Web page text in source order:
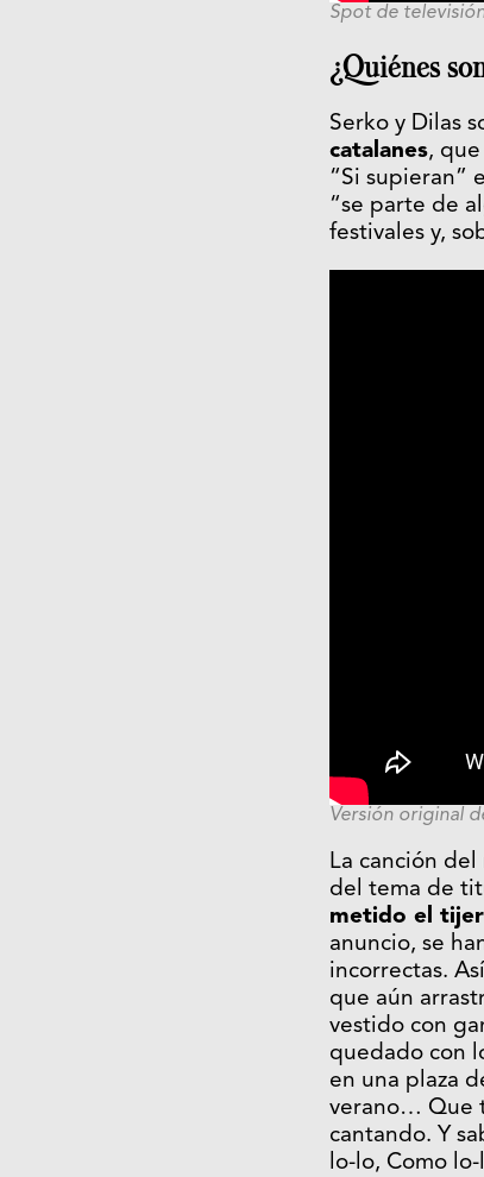
Spot de
¿Quiénes
Serko y Dilas
catalanes,
“Si supieran”
“se parte de
festivales y,
Versión original
La canción
del tema de
metido el
anuncio, se
incorrectas.
que aún
vestido con
quedado con
en una plaza
verano… Que
cantando. Y
lo-lo, Como